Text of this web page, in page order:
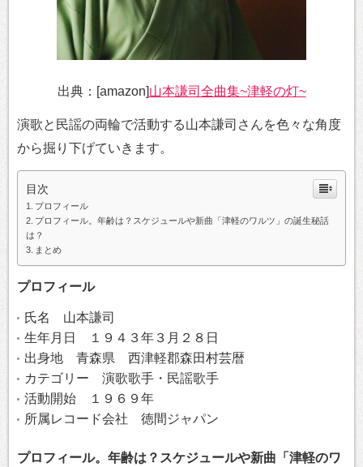
出典：[amazon]山本謙司全曲集~津軽の灯~
演歌と民謡の両輪で活動する山本謙司さんを色々な角度
から掘り下げていきます。
目次
プロフィール
プロフィール。年齢は？スケジュールや新曲「津軽のワルツ」の誕生秘話
は？
まとめ
プロフィール
氏名 山本謙司
生年月日 １９４３年３月２８日
出身地 青森県 西津軽郡森田村芸暦
カテゴリー 演歌歌手・民謡歌手
活動開始 １９６９年
所属レコード会社 徳間ジャパン
プロフィール。年齢は？スケジュールや新曲「津軽のワ